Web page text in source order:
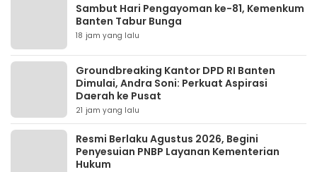
Sambut Hari Pengayoman ke-81, Kemenkum
Banten Tabur Bunga
18 jam yang lalu
Groundbreaking Kantor DPD RI Banten
Dimulai, Andra Soni: Perkuat Aspirasi
Daerah ke Pusat
21 jam yang lalu
Resmi Berlaku Agustus 2026, Begini
Penyesuian PNBP Layanan Kementerian
Hukum